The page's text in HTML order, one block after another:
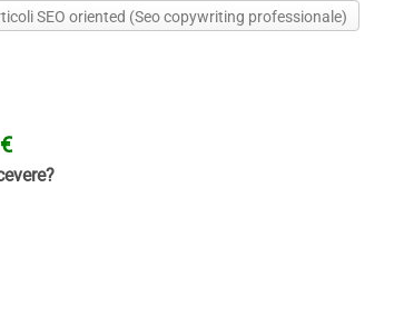
SEO oriented (Seo copywriting professionale)